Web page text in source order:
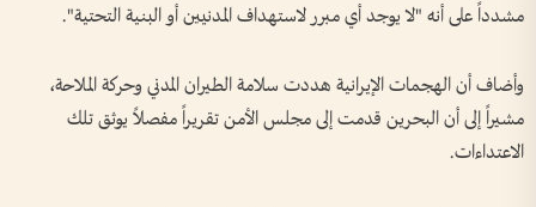
مشدداً على أنه "لا يوجد أي مبرر لاستهداف المدنيين أو البنية التحتية".
وأضاف أن الهجمات الإيرانية هددت سلامة الطيران المدني وحركة الملاحة،
مشيراً إلى أن البحرين قدمت إلى مجلس الأمن تقريراً مفصلاً يوثق تلك
الاعتداءات.